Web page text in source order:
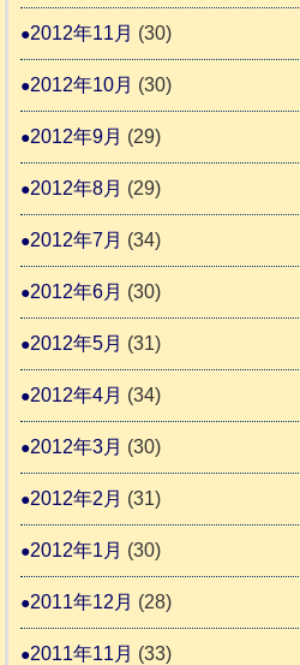
2012年11月 (30)
2012年10月 (30)
2012年9月 (29)
2012年8月 (29)
2012年7月 (34)
2012年6月 (30)
2012年5月 (31)
2012年4月 (34)
2012年3月 (30)
2012年2月 (31)
2012年1月 (30)
2011年12月 (28)
2011年11月 (33)